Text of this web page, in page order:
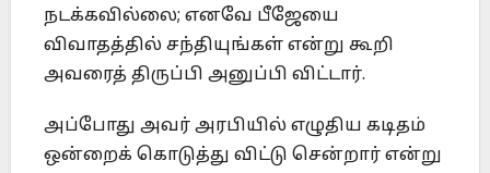
நடக்கவில்லை; எனவே பீஜேயை
விவாதத்தில் சந்தியுங்கள் என்று கூறி
அவரைத் திருப்பி அனுப்பி விட்டார்.
அப்போது அவர் அரபியில் எழுதிய கடிதம்
ஒன்றைக் கொடுத்து விட்டு சென்றார் என்று